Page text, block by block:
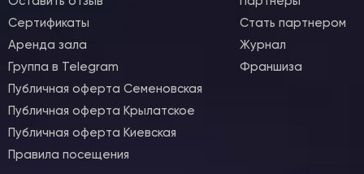
Сертификаты
Аренда зала
Группа в Telegram
Публичная оферта Семеновская
Публичная оферта Крылатское
Публичная оферта Киевская
Правила посещения
Стать партнером
Журнал
Франшиза